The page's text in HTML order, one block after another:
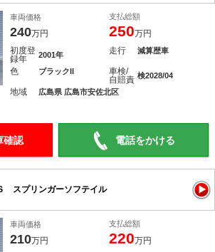
車両価格
240万円
支払総額
250万円
初度登
録年
2001年 走行 減算歴車
色 ブラックII
車検/
自賠責 検2028/04
地域 広島県 広島市安佐北区
認 電話をかける
スプリンガーソフテイル
車両価格
210万円
支払総額
220万円